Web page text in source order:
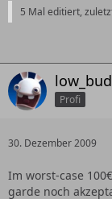
5 Mal editiert,
Profi
30. Dezember 2009
Im worst-case
garde noch